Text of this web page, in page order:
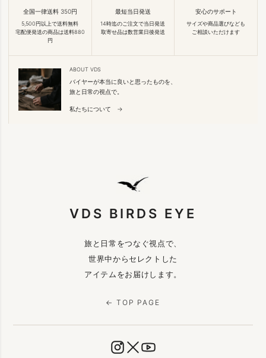
全国一律送料 350円
5,500円以上で送料無料
宅配便発送の商品は送料880
円
最短当日発送
14時迄のご注文で当日発送
取寄せ品は数営業日後発送
安心のサポート
サイズや商品選びなども
ご相談いただけます
ABOUT VDS
バイヤーが本当に良いと思ったものを、
旅と日常の視点で。
私たちについて →
VDS BIRDS EYE
旅と日常をつなぐ視点で、
世界中からセレクトした
アイテムをお届けします。
← TOP PAGE